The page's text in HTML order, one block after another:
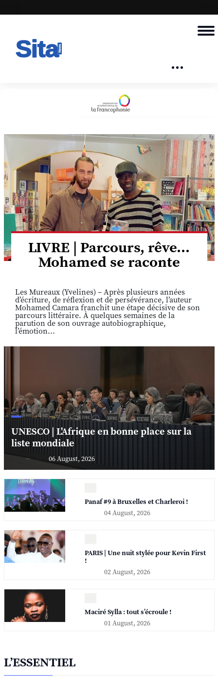
LIVRE | Parcours, rêve...
Mohamed se raconte
Les Mureaux (Yvelines) – Après plusieurs années
d’écriture, de réflexion et de persévérance, l’auteur
Mohamed Camara franchit une étape décisive de son
parcours littéraire. À quelques semaines de la
parution de son ouvrage autobiographique,
l’émotion...
UNESCO | L'Afrique en bonne place sur la
liste mondiale
06 August, 2026
Panaf #9 à Bruxelles et Charleroi !
04 August, 2026
PARIS | Une nuit stylée pour Kevin First
!
02 August, 2026
Maciré Sylla : tout s’écroule !
01 August, 2026
L’ESSENTIEL